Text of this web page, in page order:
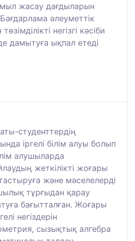
жасау дағдыларын
әлеуметтік
негізгі кәсіби
дамытуға ықпал етеді
студенттердің
іргелі білім алуы болып
алушыларда
жеткілікті жоғары
және мәселелерді
тұрғыдан қарау
бағытталған. Жоғары
негіздерін
сызықтық алгебра